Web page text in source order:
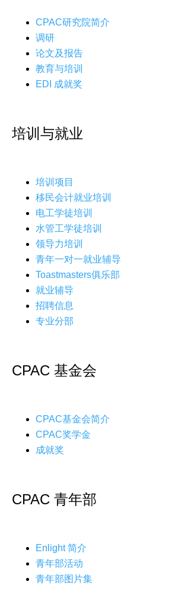
CPAC研究院简介
调研
论文及报告
教育与培训
EDI 成就奖
培训与就业
培训项目
移民会计就业培训
电工学徒培训
水管工学徒培训
领导力培训
青年一对一就业辅导
Toastmasters俱乐部
就业辅导
招聘信息
专业分部
CPAC 基金会
CPAC基金会简介
CPAC奖学金
成就奖
CPAC 青年部
Enlight 简介
青年部活动
青年部图片集